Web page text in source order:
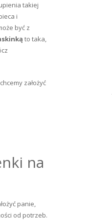
takiej
i
być z
to taka,
założyć
na
panie,
od potrzeb.